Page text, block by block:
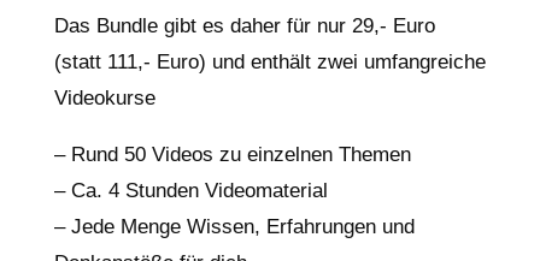
Das Bundle gibt es daher für nur 29,- Euro
(statt 111,- Euro) und enthält zwei umfangreiche
Videokurse
– Rund 50 Videos zu einzelnen Themen
– Ca. 4 Stunden Videomaterial
– Jede Menge Wissen, Erfahrungen und